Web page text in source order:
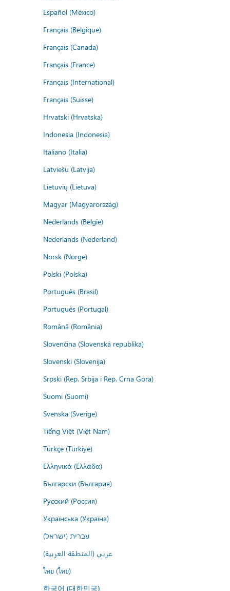
Español (México)
Français (Belgique)
Français (Canada)
Français (France)
Français (International)
Français (Suisse)
Hrvatski (Hrvatska)
Indonesia (Indonesia)
Italiano (Italia)
Latviešu (Latvija)
Lietuvių (Lietuva)
Magyar (Magyarország)
Nederlands (België)
Nederlands (Nederland)
Norsk (Norge)
Polski (Polska)
Português (Brasil)
Português (Portugal)
Română (România)
Slovenčina (Slovenská republika)
Slovenski (Slovenija)
Srpski (Rep. Srbija i Rep. Crna Gora)
Suomi (Suomi)
Svenska (Sverige)
Tiếng Việt (Việt Nam)
Türkçe (Türkiye)
Ελληνικά (Ελλάδα)
Български (България)
Русский (Россия)
Українська (Україна)
עברית (ישראל)
عربي (المنطقة العربية)
ไทย (ไทย)
한국어 (대한민국)